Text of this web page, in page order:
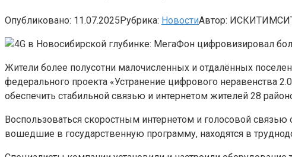
Опубликовано: 11.07.2025Рубрика: НовостиАвтор:
Жители более полусотни малочисленных и отдалённых
федерального проекта «Устранение цифрового неравенства
обеспечить стабильной связью и интернетом жителей 28
Воспользоваться скоростным интернетом и голосовой
вошедшие в государственную программу, находятся в